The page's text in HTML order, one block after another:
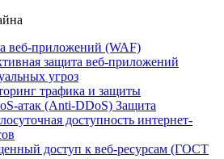
веб-приложений (WAF)
защита веб-приложений
угроз
трафика и защиты
(Anti‑DDoS) Защита
доступность интернет-
доступ к веб-ресурсам (ГОСТ